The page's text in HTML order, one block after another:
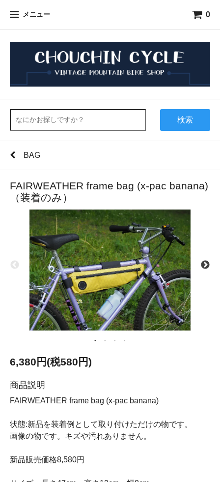
メニュー 0
検索
BAG
FAIRWEATHER frame bag (x-pac banana)
（装着のみ）
6,380円(税580円)
商品説明
FAIRWEATHER frame bag (x-pac banana)
状態:新品を装着例として取り付けただけの物です。
画像の物です。キズや汚れありません。
新品販売価格8,580円